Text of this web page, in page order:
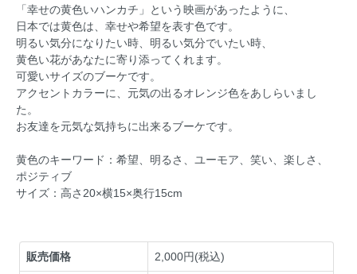
「幸せの黄色いハンカチ」という映画があったように、
日本では黄色は、幸せや希望を表す色です。
明るい気分になりたい時、明るい気分でいたい時、
黄色い花があなたに寄り添ってくれます。
可愛いサイズのブーケです。
アクセントカラーに、元気の出るオレンジ色をあしらいまし
た。
お友達を元気な気持ちに出来るブーケです。
黄色のキーワード：希望、明るさ、ユーモア、笑い、楽しさ、
ポジティブ
サイズ：高さ20×横15×奥行15cm
販売価格 2,000円(税込)